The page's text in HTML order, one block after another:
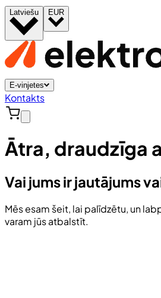
Latviešu EUR
E-vinjetes
Kontakts
Ātra, draudzīga
Vai jums ir jautājums
Mēs esam šeit, lai palīdzētu, un
varam jūs atbalstīt.